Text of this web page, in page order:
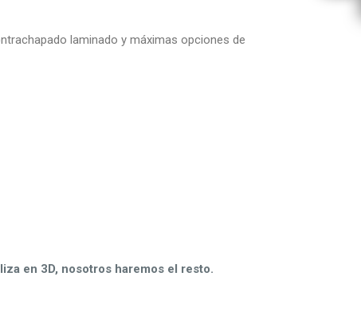
laminado y máximas opciones de
en 3D, nosotros haremos el resto.